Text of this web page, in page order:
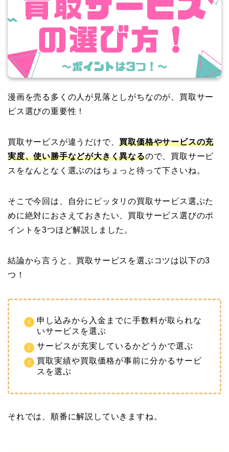
漫画を売る多くの人が見落としがちなのが、買取サー
ビス選びの重要性！
買取サービスが違うだけで、買取価格やサービスの充
実度、使い勝手などが大きく異なるので、買取サービ
スをなんとなく選ぶのはちょっと待って下さいね。
そこで今回は、自分にピッタリの買取サービス選ぶた
めに絶対におさえておきたい、買取サービス選びのポ
イントを3つほど解説しました。
結論から言うと、買取サービスを選ぶコツは以下の3
つ！
申し込みから入金までに手数料が取られな
いサービスを選ぶ
サービスが充実しているかどうかで選ぶ
買取実績や買取価格が事前に分かるサービ
スを選ぶ
それでは、順番に解説していきますね。